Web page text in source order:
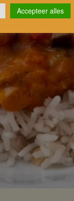
Accepteer alles